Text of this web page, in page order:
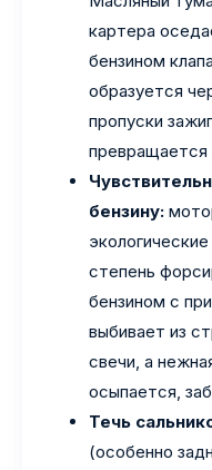
картера
бензином
образуется
пропуски
превращается
бензину:
степень
бензином с
выбивает из
свечи, а
осыпается,
Течь
(особенно